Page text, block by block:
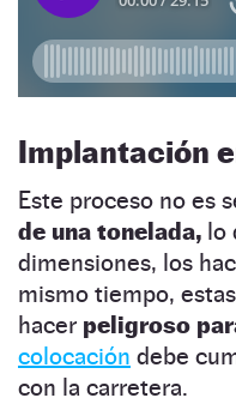
Implantación
Este proceso no es
de una tonelada, lo
dimensiones, los
mismo tiempo,
hacer peligroso
colocación debe
con la carretera.